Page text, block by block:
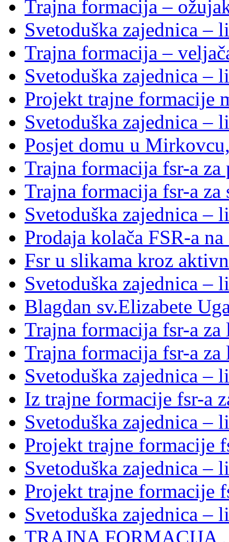
Trajna formacija –
Svetoduška zajednica –
Trajna formacija –
Svetoduška zajednica –
Projekt trajne formacije
Svetoduška zajednica –
Posjet domu u
Trajna formacija fsr-a za
Trajna formacija fsr-a za
Svetoduška zajednica –
Prodaja kolača FSR-a
Fsr u slikama kroz
Svetoduška zajednica –
Blagdan sv.Elizabete
Trajna formacija fsr-a za
Trajna formacija fsr-a za
Svetoduška zajednica –
Iz trajne formacije fsr-a
Svetoduška zajednica –
Projekt trajne formacije
Svetoduška zajednica –
Projekt trajne formacije
Svetoduška zajednica –
TRAJNA FORMACIJA